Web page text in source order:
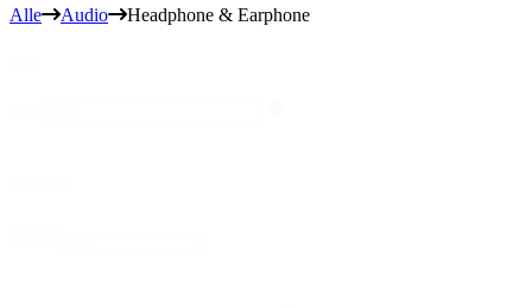
Alle Audio Headphone & Earphone